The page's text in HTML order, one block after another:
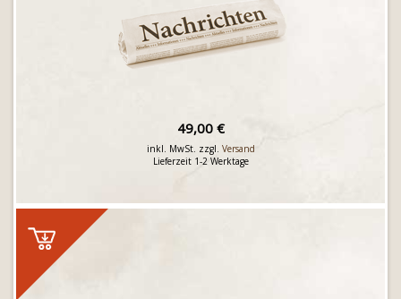
49,00 €
inkl. MwSt. zzgl. Versand
Lieferzeit 1-2 Werktage